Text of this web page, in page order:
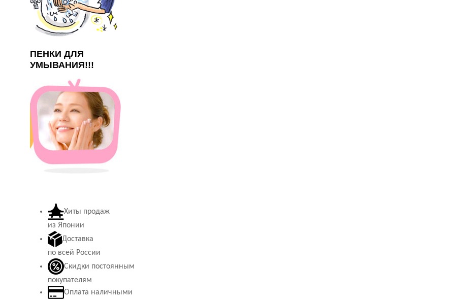
ПЕНКИ ДЛЯ
УМЫВАНИЯ!!!
Хиты продаж
из Японии
Доставка
по всей России
Скидки постоянным
покупателям
Оплата наличными